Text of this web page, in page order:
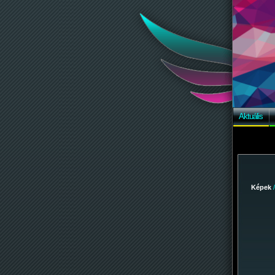
Aktuális
Képek